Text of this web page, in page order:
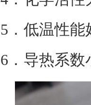
5．低温性能
6．导热系